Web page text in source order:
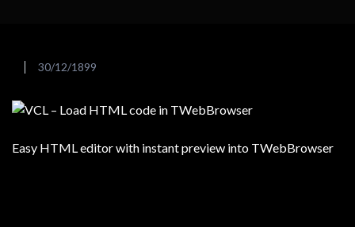
30/12/1899
Easy HTML editor with instant preview into TWebBrowser